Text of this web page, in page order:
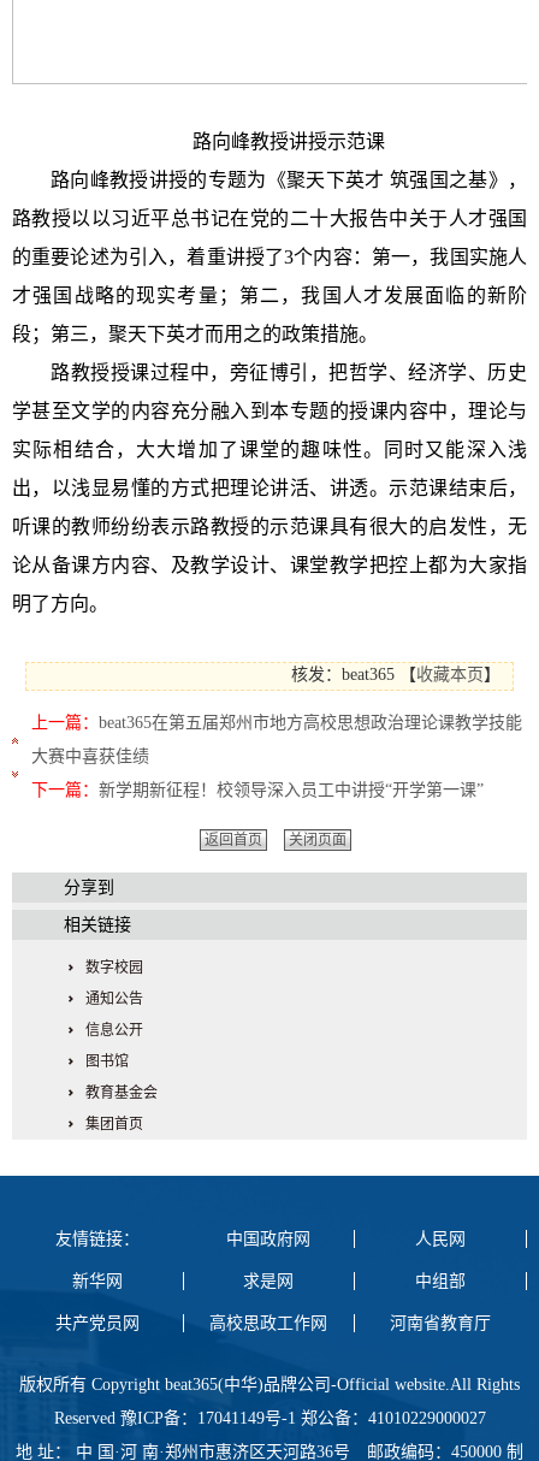
路向峰教授讲授示范课
路向峰教授讲授的专题为《聚天下英才 筑强国之基》，
路教授以以习近平总书记在党的二十大报告中关于人才强国
的重要论述为引入，着重讲授了3个内容：第一，我国实施人
才强国战略的现实考量；第二，我国人才发展面临的新阶
段；第三，聚天下英才而用之的政策措施。
路教授授课过程中，旁征博引，把哲学、经济学、历史
学甚至文学的内容充分融入到本专题的授课内容中，理论与
实际相结合，大大增加了课堂的趣味性。同时又能深入浅
出，以浅显易懂的方式把理论讲活、讲透。示范课结束后，
听课的教师纷纷表示路教授的示范课具有很大的启发性，无
论从备课方内容、及教学设计、课堂教学把控上都为大家指
明了方向。
核发：beat365 【收藏本页】
上一篇： beat365在第五届郑州市地方高校思想政治理论课教学技能
大赛中喜获佳绩
下一篇： 新学期新征程！校领导深入员工中讲授“开学第一课”
返回首页 关闭页面
分享到
相关链接
数字校园
通知公告
信息公开
图书馆
教育基金会
集团首页
友情链接： 中国政府网 人民网
新华网 求是网 中组部
共产党员网 高校思政工作网 河南省教育厅
版权所有 Copyright beat365(中华)品牌公司-Official website.All Rights
Reserved 豫ICP备：17041149号-1 郑公备：41010229000027
地 址： 中 国·河 南·郑州市惠济区天河路36号 邮政编码：450000 制